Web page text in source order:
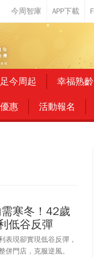
今周起 幸福熟齡
惠 活動報名
寒冬！42歲
低谷反彈
表現卻實現低谷反彈，
門店，克服逆風。